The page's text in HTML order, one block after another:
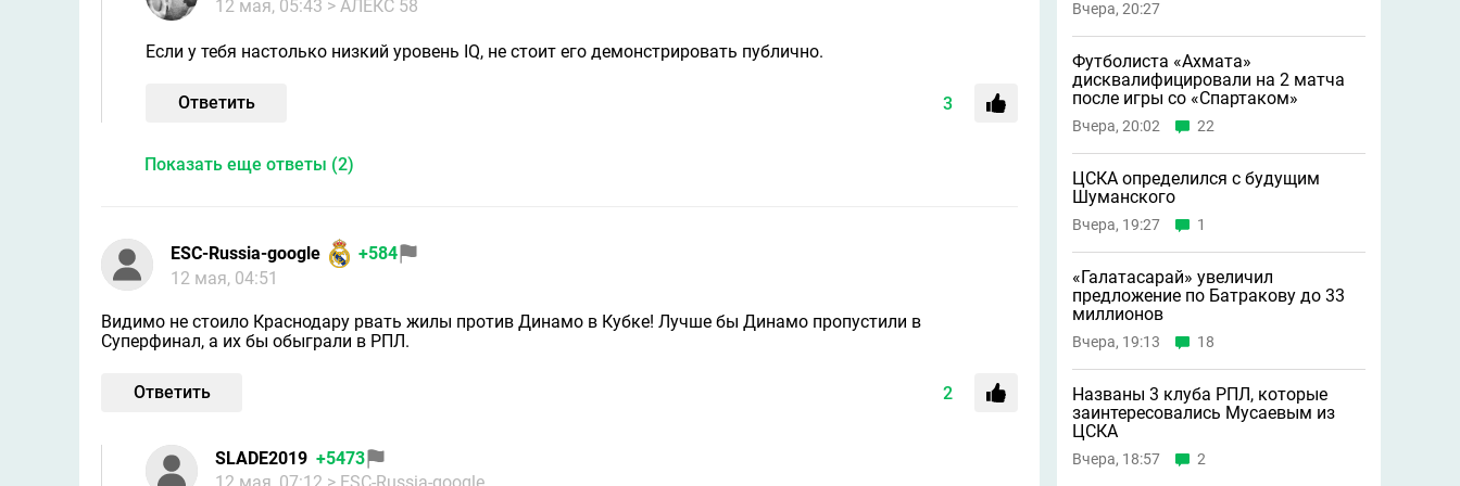
12 мая, 05:43 > АЛЕКС 58
Если у тебя настолько низкий уровень IQ, не стоит его демонстрировать публично.
Ответить 3
Показать еще ответы (2)
ESC-Russia-google
+584
12 мая, 04:51
Видимо не стоило Краснодару рвать жилы против Динамо в Кубке! Лучше бы Динамо пропустили в
Суперфинал, а их бы обыграли в РПЛ.
Ответить 2
SLADE2019 +5473
Вчера, 20:27
Футболиста «Ахмата»
дисквалифицировали на 2 матча
после игры со «Спартаком»
Вчера, 20:02 22
ЦСКА определился с будущим
Шуманского
Вчера, 19:27 1
«Галатасарай» увеличил
предложение по Батракову до 33
миллионов
Вчера, 19:13 18
Названы 3 клуба РПЛ, которые
заинтересовались Мусаевым из
ЦСКА
Вчера, 18:57 2